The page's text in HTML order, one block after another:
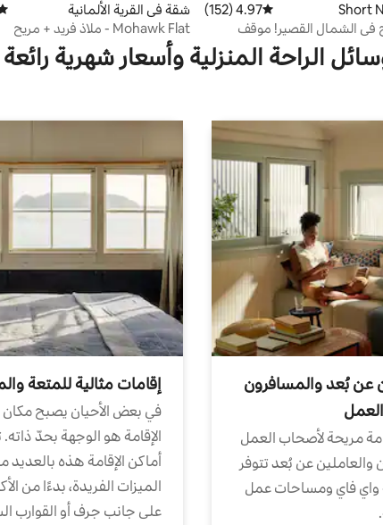
متوسط التقييم 4.97 من 5، 152 مراجعات
4.97 (152)
في الشمال القصير! موقف
شقة في القرية الألمانية
Mohawk Flat - ملاذ فريد + مريح
الراحة المنزلية وأسعار شهرية رائعة
عن بُعد والمسافرون
مريحة لأصحاب العمل
والعاملين عن بُعد تتوفر
واي فاي ومساحات عمل
إقامات مثالية للمتعة
في بعض الأحيان يصبح مكان
الإقامة هو الوجهة بحدّ
أماكن الإقامة هذه بالعديد
الميزات الفريدة، بدءًا من
على جانب جرف أو القوارب